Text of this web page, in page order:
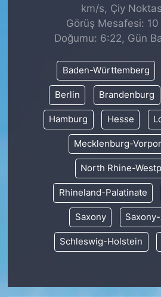
km/s, Çiy
Görüş Mesafesi:
Doğumu: 6:22, Gün
Baden-Württemberg
Berlin Brandenburg
Hamburg Hesse
Mecklenburg-
North Rhine-
Rhineland-Palatinate
Saxony
Schleswig-Holstein